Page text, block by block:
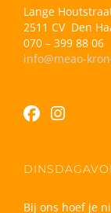
Lange
2511 CV Den
070 – 399 88 06
info@meao-
Bij ons hoef je